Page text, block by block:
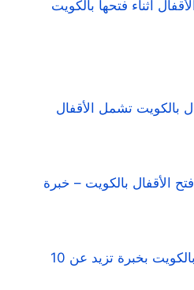
بالكويت تشمل الأقفال
الأقفال بالكويت – خبرة
أفضل شركة فتح أقفال بالكويت بخبرة تزيد عن 10